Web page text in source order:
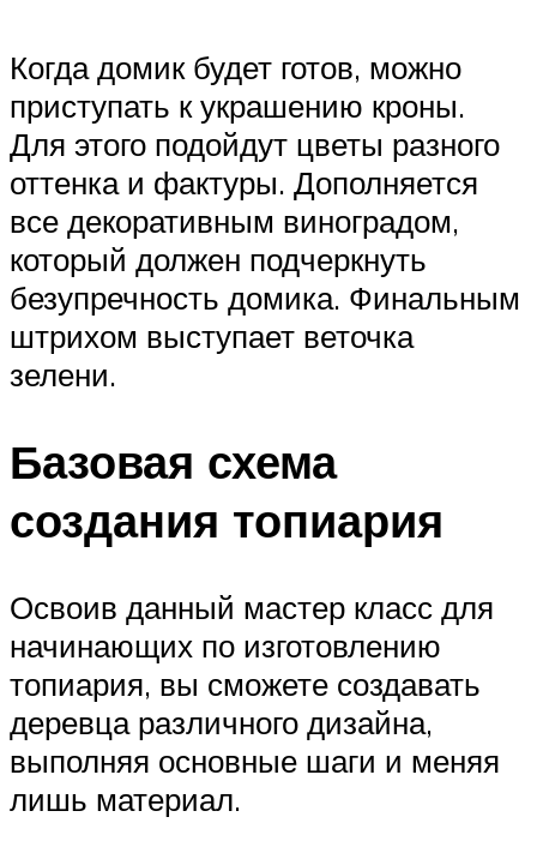
Когда домик будет готов, можно
приступать к украшению кроны.
Для этого подойдут цветы разного
оттенка и фактуры. Дополняется
все декоративным виноградом,
который должен подчеркнуть
безупречность домика. Финальным
штрихом выступает веточка
зелени.
Базовая схема
создания топиария
Освоив данный мастер класс для
начинающих по изготовлению
топиария, вы сможете создавать
деревца различного дизайна,
выполняя основные шаги и меняя
лишь материал.